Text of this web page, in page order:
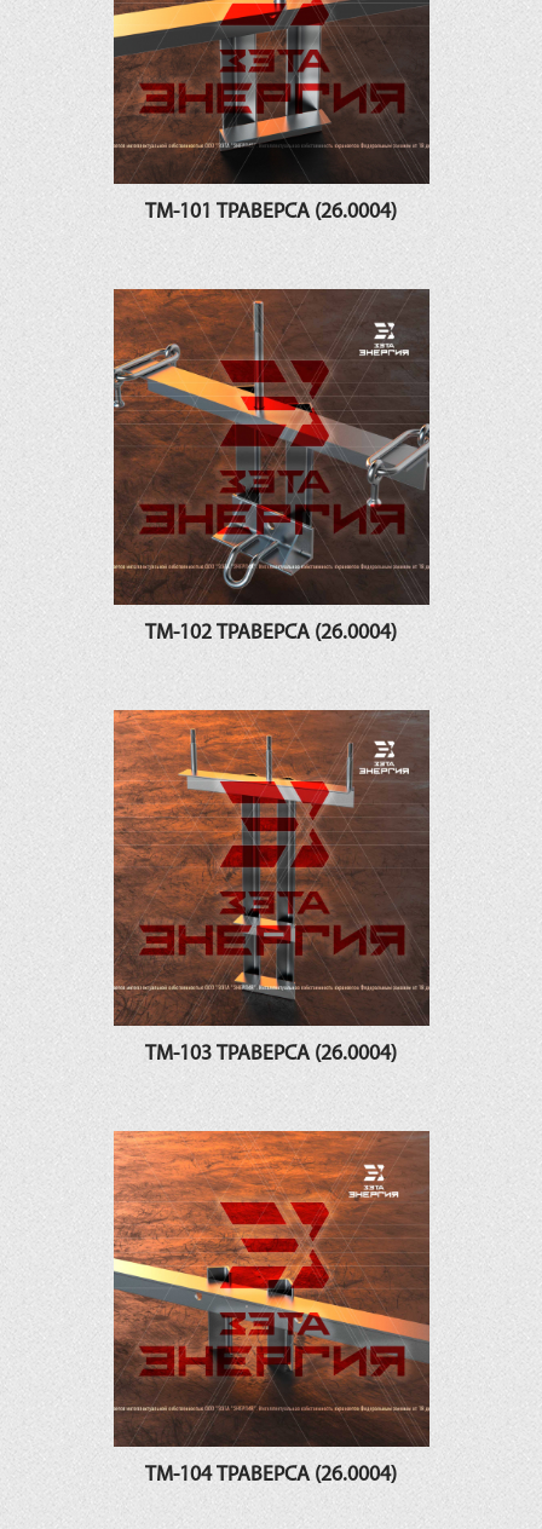
ТМ-101 ТРАВЕРСА (26.0004)
ТМ-102 ТРАВЕРСА (26.0004)
ТМ-103 ТРАВЕРСА (26.0004)
ТМ-104 ТРАВЕРСА (26.0004)